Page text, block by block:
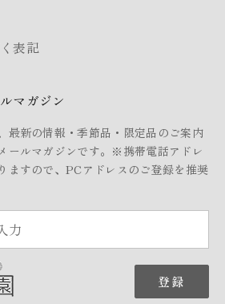
表記
マガジン
最新の情報・季節品・限定品のご案内
ールマガジンです。※携帯電話アドレ
ますので、PCアドレスのご登録を推奨
登録